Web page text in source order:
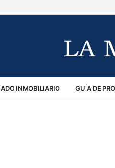
INMOBILIARIO GUÍA DE